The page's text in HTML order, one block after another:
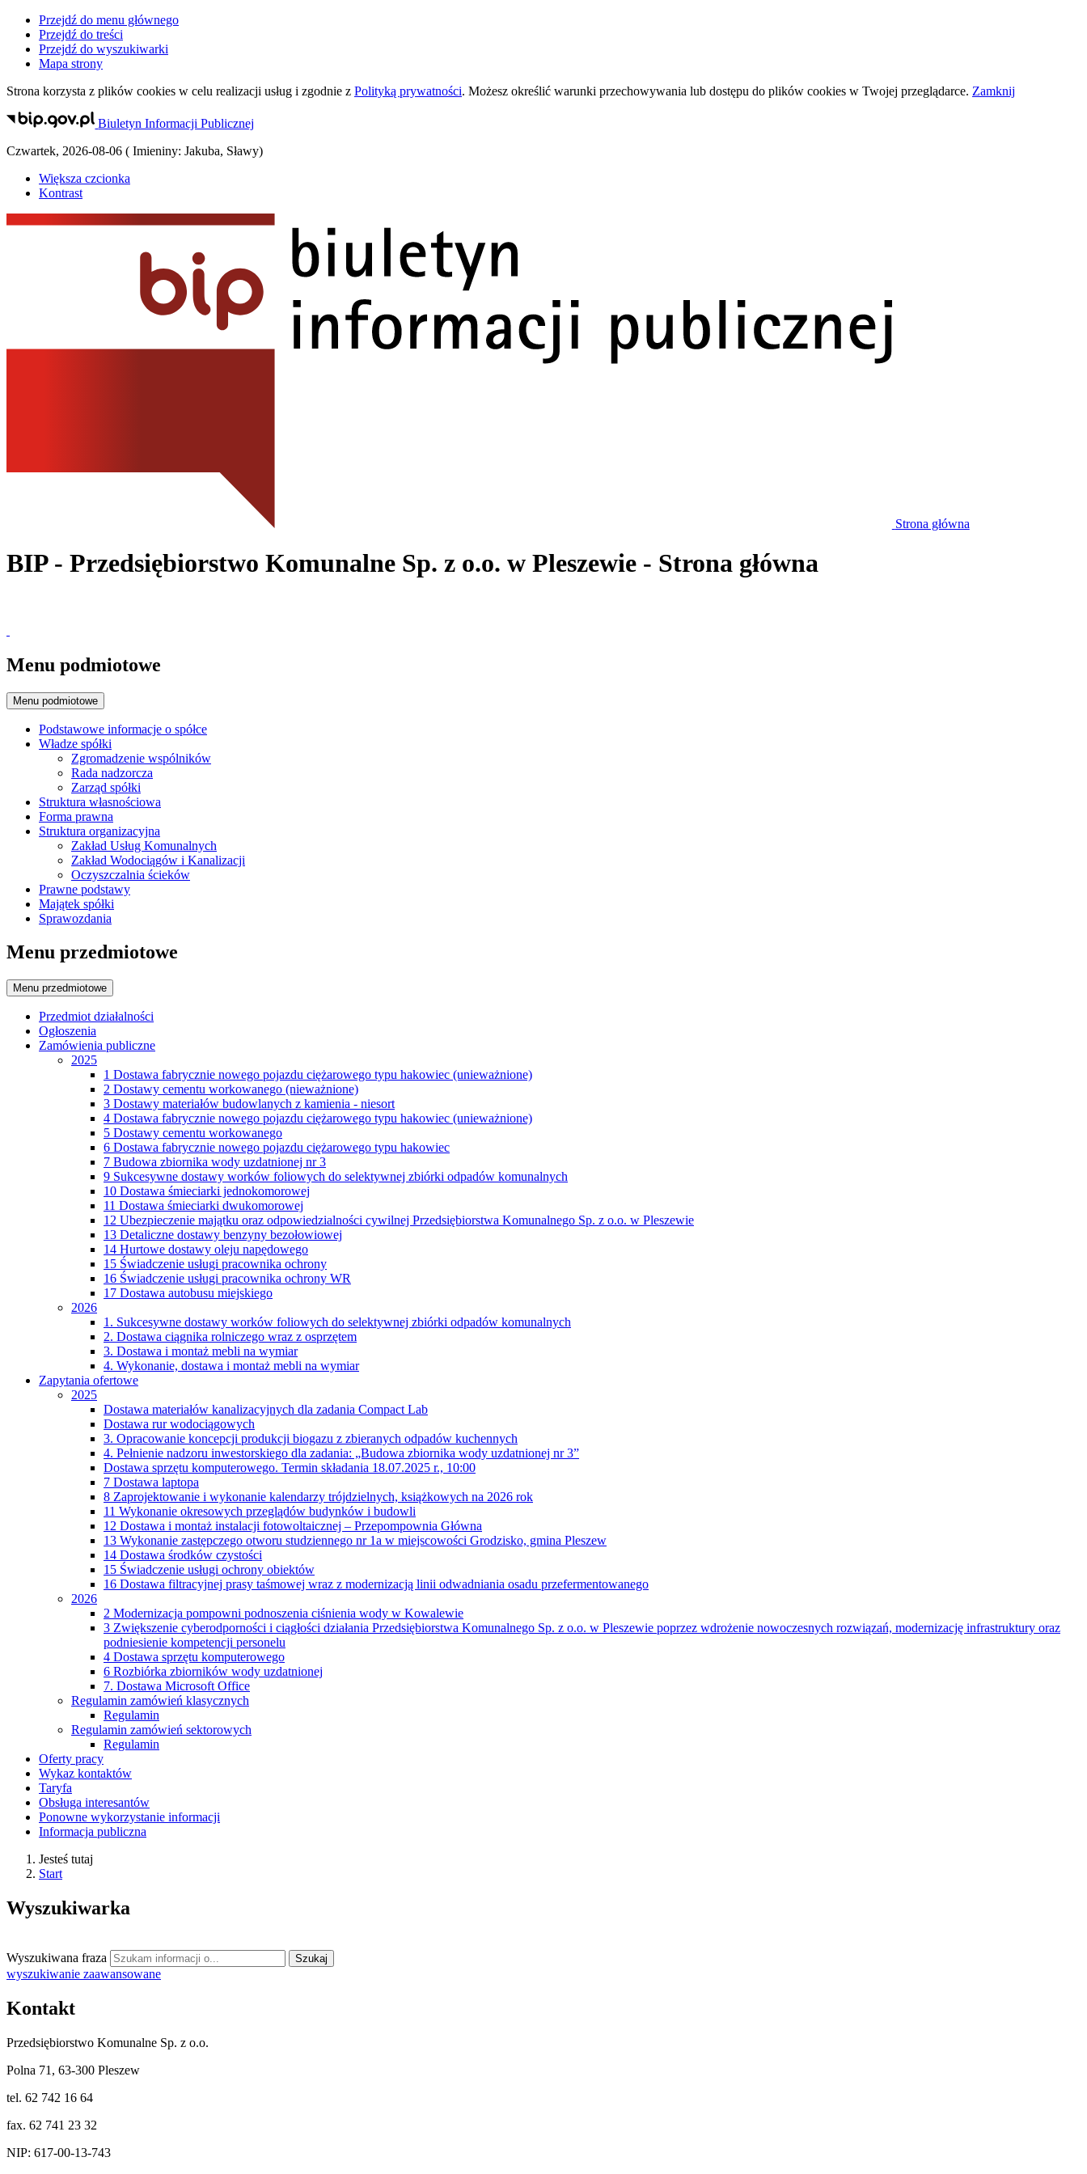
Przejdź do menu głównego
Przejdź do treści
Przejdź do wyszukiwarki
Mapa strony
Strona korzysta z plików cookies w celu realizacji usług i zgodnie z Polityką prywatności. Możesz określić warunki przechowywania lub dostępu do plików cookies w Twojej przeglądarce. Zamknij
Biuletyn Informacji Publicznej
Czwartek, 2026-08-06 ( Imieniny: Jakuba, Sławy)
Większa czcionka
Kontrast
Strona główna
BIP - Przedsiębiorstwo Komunalne Sp. z o.o. w Pleszewie - Strona główna
Menu podmiotowe
Menu podmiotowe
Podstawowe informacje o spółce
Władze spółki
Zgromadzenie wspólników
Rada nadzorcza
Zarząd spółki
Struktura własnościowa
Forma prawna
Struktura organizacyjna
Zakład Usług Komunalnych
Zakład Wodociągów i Kanalizacji
Oczyszczalnia ścieków
Prawne podstawy
Majątek spółki
Sprawozdania
Menu przedmiotowe
Menu przedmiotowe
Przedmiot działalności
Ogłoszenia
Zamówienia publiczne
2025
1 Dostawa fabrycznie nowego pojazdu ciężarowego typu hakowiec (unieważnione)
2 Dostawy cementu workowanego (nieważnione)
3 Dostawy materiałów budowlanych z kamienia - niesort
4 Dostawa fabrycznie nowego pojazdu ciężarowego typu hakowiec (unieważnione)
5 Dostawy cementu workowanego
6 Dostawa fabrycznie nowego pojazdu ciężarowego typu hakowiec
7 Budowa zbiornika wody uzdatnionej nr 3
9 Sukcesywne dostawy worków foliowych do selektywnej zbiórki odpadów komunalnych
10 Dostawa śmieciarki jednokomorowej
11 Dostawa śmieciarki dwukomorowej
12 Ubezpieczenie majątku oraz odpowiedzialności cywilnej Przedsiębiorstwa Komunalnego Sp. z o.o. w Pleszewie
13 Detaliczne dostawy benzyny bezołowiowej
14 Hurtowe dostawy oleju napędowego
15 Świadczenie usługi pracownika ochrony
16 Świadczenie usługi pracownika ochrony WR
17 Dostawa autobusu miejskiego
2026
1. Sukcesywne dostawy worków foliowych do selektywnej zbiórki odpadów komunalnych
2. Dostawa ciągnika rolniczego wraz z osprzętem
3. Dostawa i montaż mebli na wymiar
4. Wykonanie, dostawa i montaż mebli na wymiar
Zapytania ofertowe
2025
Dostawa materiałów kanalizacyjnych dla zadania Compact Lab
Dostawa rur wodociągowych
3. Opracowanie koncepcji produkcji biogazu z zbieranych odpadów kuchennych
4. Pełnienie nadzoru inwestorskiego dla zadania: „Budowa zbiornika wody uzdatnionej nr 3”
Dostawa sprzętu komputerowego. Termin składania 18.07.2025 r., 10:00
7 Dostawa laptopa
8 Zaprojektowanie i wykonanie kalendarzy trójdzielnych, książkowych na 2026 rok
11 Wykonanie okresowych przeglądów budynków i budowli
12 Dostawa i montaż instalacji fotowoltaicznej – Przepompownia Główna
13 Wykonanie zastępczego otworu studziennego nr 1a w miejscowości Grodzisko, gmina Pleszew
14 Dostawa środków czystości
15 Świadczenie usługi ochrony obiektów
16 Dostawa filtracyjnej prasy taśmowej wraz z modernizacją linii odwadniania osadu przefermentowanego
2026
2 Modernizacja pompowni podnoszenia ciśnienia wody w Kowalewie
3 Zwiększenie cyberodporności i ciągłości działania Przedsiębiorstwa Komunalnego Sp. z o.o. w Pleszewie poprzez wdrożenie nowoczesnych rozwiązań, modernizację infrastruktury oraz
podniesienie kompetencji personelu
4 Dostawa sprzętu komputerowego
6 Rozbiórka zbiorników wody uzdatnionej
7. Dostawa Microsoft Office
Regulamin zamówień klasycznych
Regulamin
Regulamin zamówień sektorowych
Regulamin
Oferty pracy
Wykaz kontaktów
Taryfa
Obsługa interesantów
Ponowne wykorzystanie informacji
Informacja publiczna
Jesteś tutaj
Start
Wyszukiwarka
Wyszukiwana fraza Szukaj
wyszukiwanie zaawansowane
Kontakt
Przedsiębiorstwo Komunalne Sp. z o.o.
Polna 71, 63-300 Pleszew
tel. 62 742 16 64
fax. 62 741 23 32
NIP: 617-00-13-743